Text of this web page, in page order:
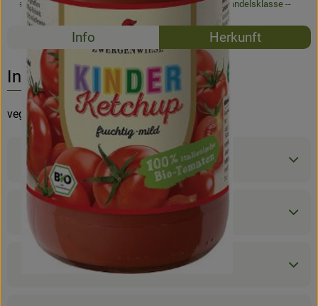
#54464 3,79 €/ 500 ml 7,58 €/ l 7% MwSt Handelsklasse --
Rezepte
Info Herkunft
Entdecke passende Rezepte Es wurden
Info
vegan, fruchtig-mild mit Apfelsüße
Produktinformationen
Zutaten
Nährwert-Info